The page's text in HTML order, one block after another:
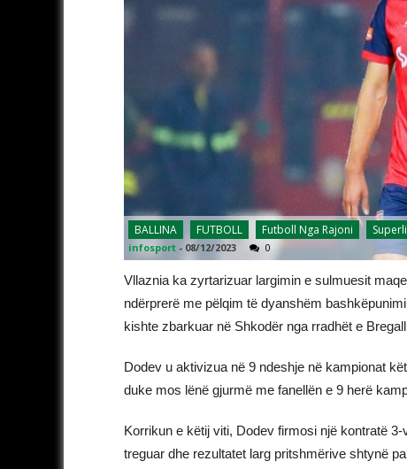
BALLINA FUTBOLL Futboll Nga Rajoni
infosport - 08/12/2023 0
Vllaznia ka zyrtarizuar largimin e sulmuesit
ndërprerë me pëlqim të dyanshëm
kishte zbarkuar në Shkodër nga rradhët e
Dodev u aktivizua në 9 ndeshje në kampionat
duke mos lënë gjurmë me fanellën e 9 herë
Korrikun e këtij viti, Dodev firmosi një kontratë
treguar dhe rezultatet larg pritshmërive shtynë